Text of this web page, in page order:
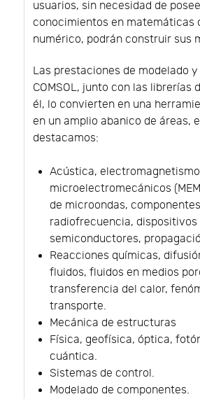
usuarios, sin necesidad de
conocimientos en matemáticas
numérico, podrán construir sus
Las prestaciones de modelado
COMSOL, junto con las librerías
él, lo convierten en una
en un amplio abanico de áreas,
destacamos:
Acústica,
microelectromecánicos
de microondas,
radiofrecuencia, dispositivos
semiconductores,
Reacciones químicas,
fluidos, fluidos en medios
transferencia del calor,
transporte.
Mecánica de estructuras
Física, geofísica, óptica,
cuántica.
Sistemas de control.
Modelado de componentes.